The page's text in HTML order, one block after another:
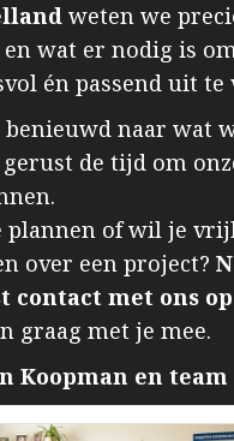
Ruimtethermostaat
weten we
en wat er nodig is
én passend uit te
benieuwd naar wat
gerust de tijd om
plannen of wil je
over een project?
contact met ons op
graag met je mee.
Koopman en team